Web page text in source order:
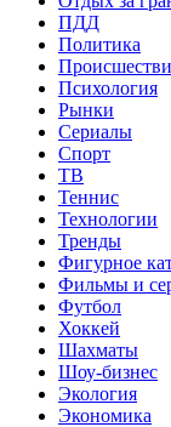
ПДД
Политика
Психология
Рынки
Сериалы
Спорт
ТВ
Теннис
Технологии
Тренды
Фигурное
Фильмы и
Футбол
Хоккей
Шахматы
Шоу-бизнес
Экология
Экономика